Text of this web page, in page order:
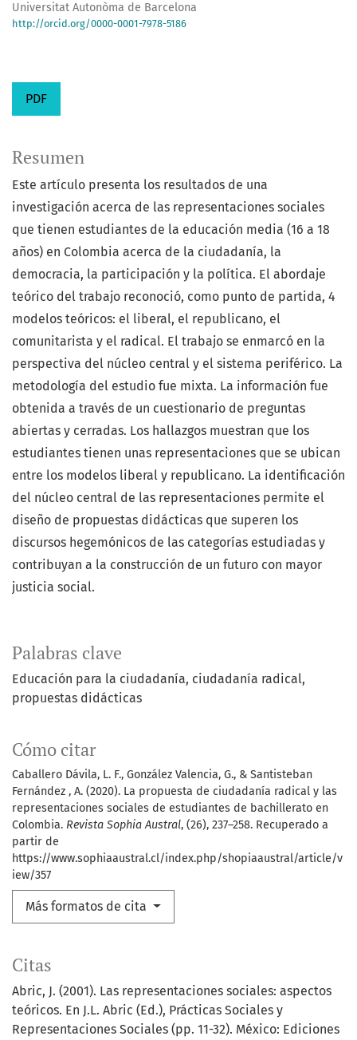
Universitat Autonòma de Barcelona
http://orcid.org/0000-0001-7978-5186
PDF
Palabras clave
Educación para la ciudadanía ciudadanía radical
propuestas didácticas
Cómo citar
Caballero Dávila, L. F., González Valencia, G., & Santisteban
Fernández , A. (2020). La propuesta de ciudadanía radical y las
representaciones sociales de estudiantes de bachillerato en
Colombia. Revista Sophia Austral, (26), 237–258. Recuperado a
partir de
https://www.sophiaaustral.cl/index.php/shopiaaustral/article/v
iew/357
Más formatos de cita
Resumen
Este artículo presenta los resultados de una
investigación acerca de las representaciones sociales
que tienen estudiantes de la educación media (16 a 18
años) en Colombia acerca de la ciudadanía, la
democracia, la participación y la política. El abordaje
teórico del trabajo reconoció, como punto de partida, 4
modelos teóricos: el liberal, el republicano, el
comunitarista y el radical. El trabajo se enmarcó en la
perspectiva del núcleo central y el sistema periférico. La
metodología del estudio fue mixta. La información fue
obtenida a través de un cuestionario de preguntas
abiertas y cerradas. Los hallazgos muestran que los
estudiantes tienen unas representaciones que se ubican
entre los modelos liberal y republicano. La identificación
del núcleo central de las representaciones permite el
diseño de propuestas didácticas que superen los
discursos hegemónicos de las categorías estudiadas y
contribuyan a la construcción de un futuro con mayor
justicia social.
Citas
Abric, J. (2001). Las representaciones sociales: aspectos
teóricos. En J.L. Abric (Ed.), Prácticas Sociales y
Representaciones Sociales (pp. 11-32). México: Ediciones